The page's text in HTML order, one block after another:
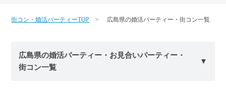
今週の婚活パーティー
よくあるご質問
街コン・婚活パーティーTOP 広島県の婚活パーティー・街コン一覧
広島県の婚活パーティー・お見合いパーティー・
街コン一覧